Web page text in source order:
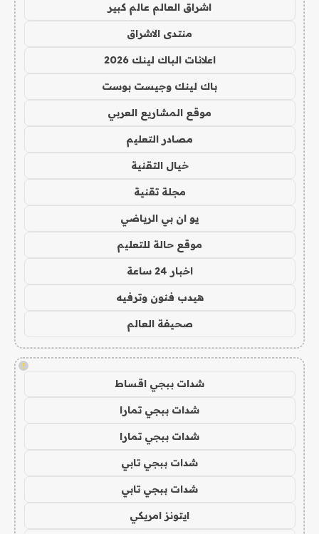
اشراق العالم عالم كبير
منتدى الاشراق
اعلانات الباك لينك 2026
باك لينك وجيست بوست
موقع المشاريع العربي
مصادر التعليم
خيال التقنية
مجلة تقنية
يو ان بي الرياضي
موقع حالة للتعليم
اخبار 24 ساعة
هيدب فنون وترفيه
صحيفة العالم
!
شدات ببجي اقساط
شدات ببجي تمارا
شدات ببجي تمارا
شدات ببجي تابي
شدات ببجي تابي
ايتونز امريكي